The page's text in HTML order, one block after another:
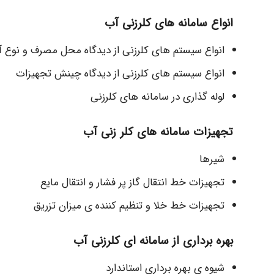
انواع سامانه های کلرزنی آب
انواع سیستم های کلرزنی از دیدگاه محل مصرف و نوع
انواع سیستم های کلرزنی از دیدگاه چینش تجهیزات
لوله گذاری در سامانه های کلرزنی
تجهیزات سامانه های کلر زنی آب
شیرها
تجهیزات خط انتقال گاز پر فشار و انتقال مایع
تجهیزات خط خلا و تنظیم کننده ی میزان تزریق
بهره برداری از سامانه ای کلرزنی آب
شیوه ی بهره برداری استاندارد